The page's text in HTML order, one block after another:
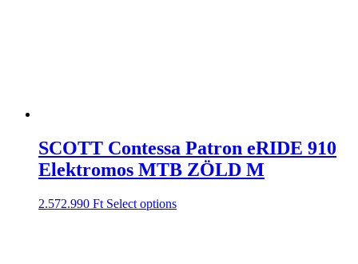
SCOTT Contessa Patron eRIDE 910
Elektromos MTB ZÖLD M
2.572.990 Ft Select options